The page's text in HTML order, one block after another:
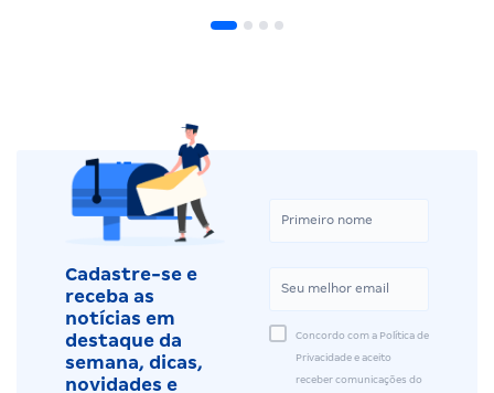
Cadastre-se e
receba as
notícias em
destaque da
semana, dicas,
novidades e
Concordo com a Política de
Privacidade e aceito
receber comunicações do